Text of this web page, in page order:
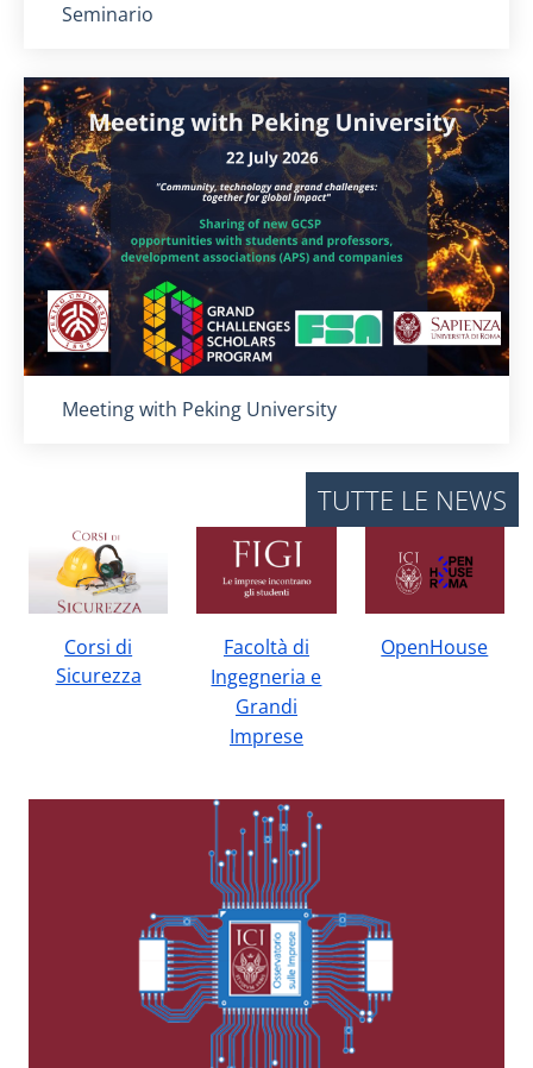
Seminario
Titolo card:
Meeting with Peking University
TUTTE LE NEWS
Corsi di
Sicurezza
Facoltà di
Ingegneria e
Grandi
Imprese
OpenHouse